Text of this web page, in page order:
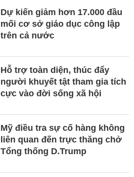
Dự kiến giảm hơn 17.000 đầu
mối cơ sở giáo dục công lập
trên cả nước
Hỗ trợ toàn diện, thúc đẩy
người khuyết tật tham gia tích
cực vào đời sống xã hội
Mỹ điều tra sự cố hàng không
liên quan đến trực thăng chở
Tổng thống D.Trump